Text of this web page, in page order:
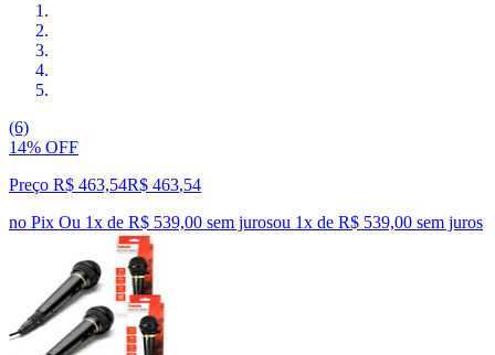
(6)
14% OFF
Preço R$ 463,54R$ 463,54
no Pix Ou 1x de R$ 539,00 sem jurosou 1x de R$ 539,00 sem juros